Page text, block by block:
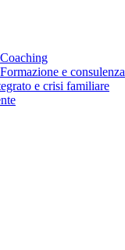
e consulenza
e crisi familiare